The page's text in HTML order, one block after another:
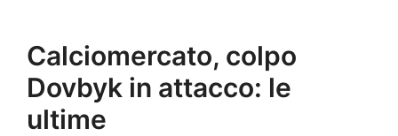
Calciomercato, colpo
Dovbyk in attacco: le
ultime